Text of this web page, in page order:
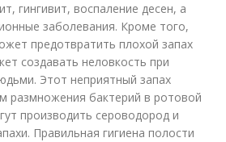
гингивит, воспаление десен, а
заболевания. Кроме того,
предотвратить плохой запах
создавать неловкость при
Этот неприятный запах
размножения бактерий в ротовой
производить сероводород и
Правильная гигиена полости